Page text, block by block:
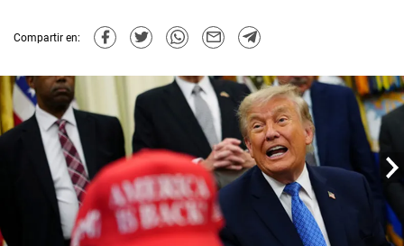
Compartir en: